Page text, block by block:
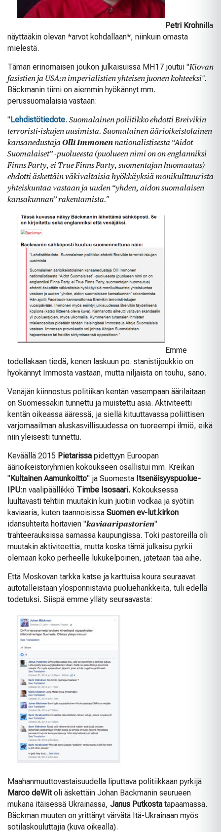
Petri Krohnilla
näyttääkin olevan *arvot kohdallaan*, niinkuin omasta
mielestä.
Tämän erinomaisen joukon julkaisuissa MH17 joutui "Kiovan
fasistien ja USA:n imperialistien yhteisen juonen kohteeksi".
Bäckmanin tiimi on aiemmin hyökännyt mm.
perussuomalaisia vastaan:
"Lehdistötiedote. Suomalainen poliitikko ehdotti Breivikin
terroristi-iskujen uusimista. Suomalainen äärioikeistolainen
kansanedustaja Olli Immonennationalistisesta “Aidot
Suomalaiset” -puolueesta (puolueen nimi on on englanniksi
Finns Party, ei True Finns Party, suomentajan huomautus)
ehdotti äskettäin väkivaltaisia hyökkäyksiä monikulttuurista
yhteiskuntaa vastaan ja uuden “yhden, aidon suomalaisen
kansakunnan” rakentamista.”
Emme
todellakaan tiedä, kenen laskuun po. stanistijoukkio on
hyökännyt Immosta vastaan, mutta niljaista on touhu, sano.
Venäjän kiinnostus politiikan kentän vasempaan äärilaitaan
on Suomessakin tunnettu ja muistettu asia. Aktiviteetti
kentän oikeassa ääressä, ja siellä kituuttavassa poliittisen
varjomaailman aluskasvillisuudessa on tuoreempi ilmiö, eikä
niin yleisesti tunnettu.
Keväällä 2015 Pietarissa pidettyyn Euroopan
äärioikeistoryhmien kokoukseen osallistui mm. Kreikan
"Kultainen Aamunkoitto" ja Suomesta Itsenäisyyspuolue-
IPU:n vaalipäällikkö Timbe Isosaari. Kokouksessa
luultavasti tehtiin muutakin kuin juotiin vodkaa ja syötiin
kaviaaria, kuten taannoisissa Suomen ev-lut.kirkon
idänsuhteita hoitavien "kaviaaripastorien"
trahteerauksissa samassa kaupungissa. Toki pastoreilla oli
muutakin aktiviteettia, mutta koska tämä julkaisu pyrkii
olemaan koko perheelle lukukelpoinen, jätetään tää aihe.
Että Moskovan tarkka katse ja karttuisa koura seuraavat
autotalleistaan ylösponnistavia puoluehankkeita, tuli edellä
todetuksi. Siispä emme ylläty seuraavasta:
Maahanmuuttovastaisuudella liputtava politiikkaan pyrkijä
Marco deWitoli äskettäin Johan Bäckmanin seurueen
mukana itäisessä Ukrainassa, Janus Putkosta tapaamassa.
Bäckman muuten on yrittänyt värvätä Itä-Ukrainaan myös
sotilaskouluttajia (kuva oikealla).